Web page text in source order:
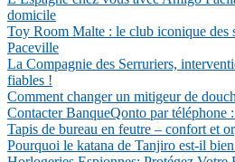
domicile
Toy Room Malte : le club iconique des
Paceville
La Compagnie des Serruriers,
fiables !
Comment changer un mitigeur de
Contacter BanqueQonto par téléphone
Tapis de bureau en feutre – confort et
Pourquoi le katana de Tanjiro est-il